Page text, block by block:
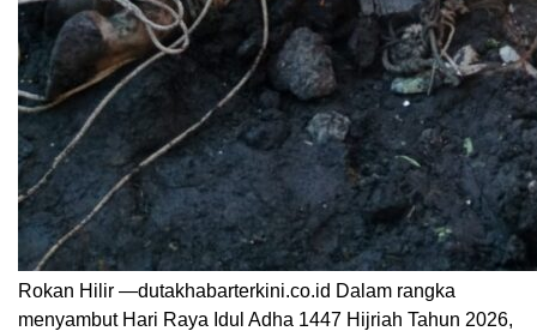
Rokan Hilir —dutakhabarterkini.co.id Dalam rangka
menyambut Hari Raya Idul Adha 1447 Hijriah Tahun 2026,